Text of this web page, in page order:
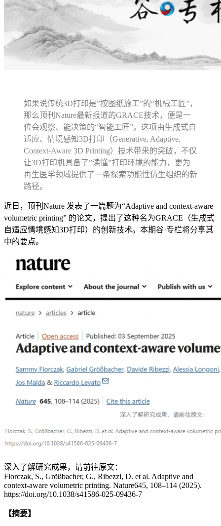
如果说传统3D打印是”按图纸施工”的“机械工匠”，
那么顶刊Nature最新报道的GRACE技术，便是一
位会观察、能决策的“智能工匠”。这项由生成式自
适应、情境感知3D打印（Generative, Adaptive,
Context-Aware 3D Printing）技术带来的突破，不仅
让3D打印机具备了”读懂”打印环境的能力，更为
再生医学领域提供了一条探索功能性仿生组织的新
路径。
近日，顶刊Nature 发表了一篇题为“Adaptive and context-aware
volumetric printing” 的论文，提出了这种名为GRACE（生成式
自适应情境感知3D打印）的创新技术。本期谷·专栏将分享其
中的要点。
深入了解研究成果，请前往原文：
Florczak, S., Größbacher, G., Ribezzi, D. et al. Adaptive and
context-aware volumetric printing. Nature645, 108–114 (2025).
https://doi.org/10.1038/s41586-025-09436-7
【摘要】